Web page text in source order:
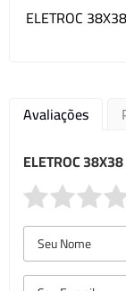
ELETROC
Avaliações
ELETROC